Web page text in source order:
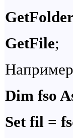
GetFile;
Dim fso
Set fil =